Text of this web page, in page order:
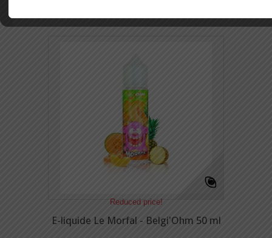
Reduced price!
E-liquide Le Morfal - Belgi'Ohm 50 ml